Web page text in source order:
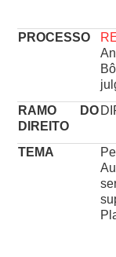
PROCESSO
RAMO DO
DIREITO
TEMA